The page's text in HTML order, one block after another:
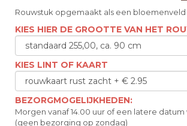
Rouwstuk opgemaakt als een
KIES HIER DE GROOTTE VAN HET
KIES LINT OF KAART
BEZORGMOGELIJKHEDEN:
Morgen vanaf 14.00 uur of een latere datum
(geen bezorging op zondag)